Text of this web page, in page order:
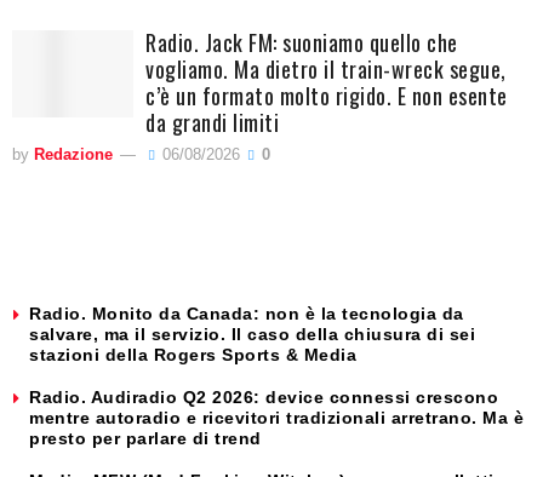
Radio. Jack FM: suoniamo quello che
vogliamo. Ma dietro il train-wreck segue,
c’è un formato molto rigido. E non esente
da grandi limiti
by Redazione 06/08/2026 0
Radio. Monito da Canada: non è la tecnologia da
salvare, ma il servizio. Il caso della chiusura di sei
stazioni della Rogers Sports & Media
Radio. Audiradio Q2 2026: device connessi crescono
mentre autoradio e ricevitori tradizionali arretrano. Ma è
presto per parlare di trend